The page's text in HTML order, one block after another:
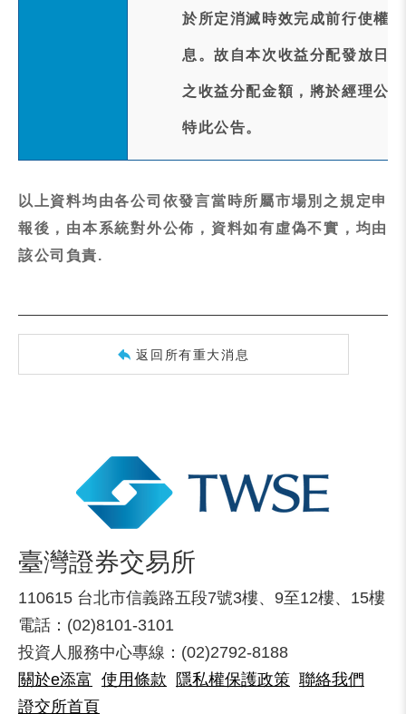
於所定消滅時效完成前行使權
息。故自本次收益分配發放日
之收益分配金額，將於經理公
特此公告。
以上資料均由各公司依發言當時所屬市場別之規定申
報後，由本系統對外公佈，資料如有虛偽不實，均由
該公司負責.
返回所有重大消息
臺灣證券交易所
110615 台北市信義路五段7號3樓、9至12樓、15樓
電話：(02)8101-3101
投資人服務中心專線：(02)2792-8188
關於e添富 使用條款 隱私權保護政策 聯絡我們
證交所首頁